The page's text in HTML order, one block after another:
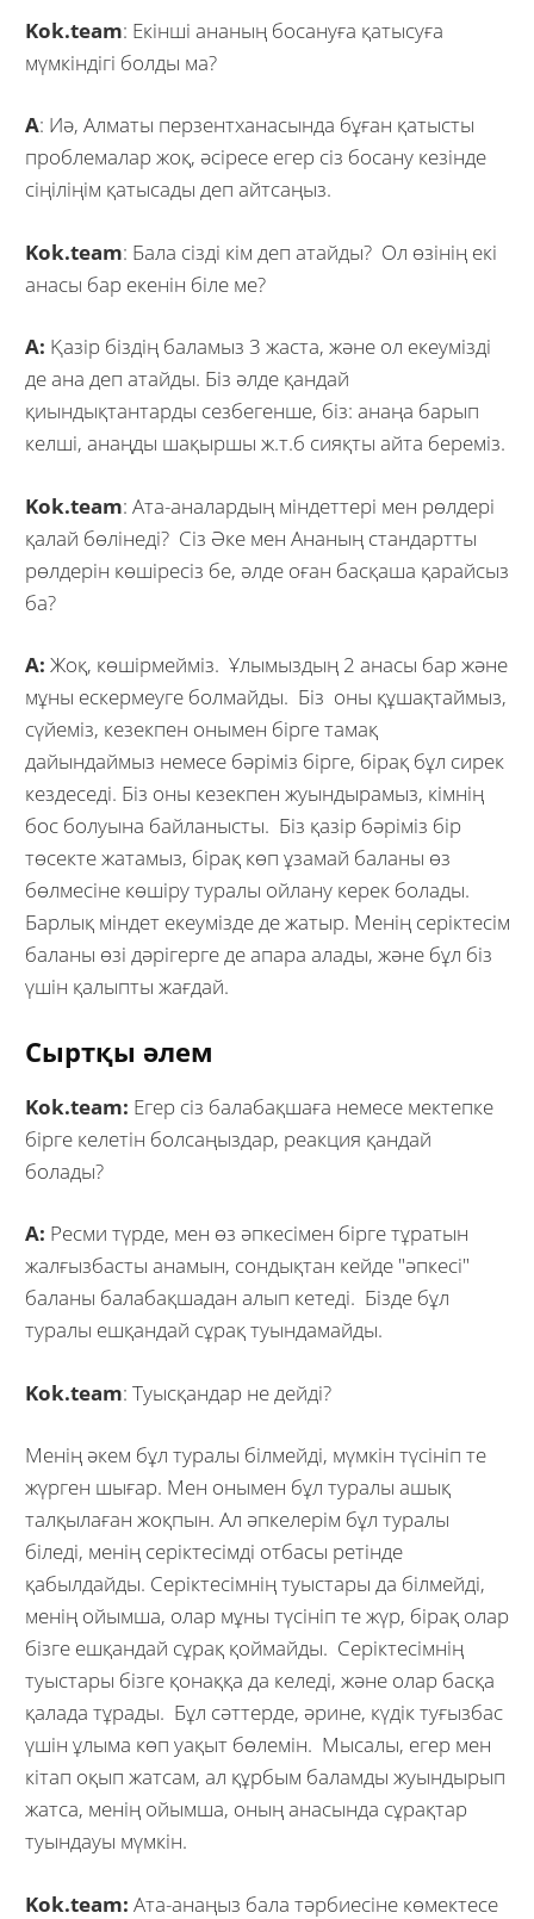
Kok.team: Екінші ананың босануға қатысуға
мүмкіндігі болды ма?
А: Иә, Алматы перзентханасында бұған қатысты
проблемалар жоқ, әсіресе егер сіз босану кезінде
сіңіліңім қатысады деп айтсаңыз.
Kok.team: Бала сізді кім деп атайды? Ол өзінің екі
анасы бар екенін біле ме?
А: Қазір біздің баламыз 3 жаста, және ол екеумізді
де ана деп атайды. Біз әлде қандай
қиындықтантарды сезбегенше, біз: анаңа барып
келші, анаңды шақыршы ж.т.б сияқты айта береміз.
Kok.team: Ата-аналардың міндеттері мен рөлдері
қалай бөлінеді? Сіз Әке мен Ананың стандартты
рөлдерін көшіресіз бе, әлде оған басқаша қарайсыз
ба?
А: Жоқ, көшірмейміз. Ұлымыздың 2 анасы бар және
мұны ескермеуге болмайды. Біз оны құшақтаймыз,
сүйеміз, кезекпен онымен бірге тамақ
дайындаймыз немесе бәріміз бірге, бірақ бұл сирек
кездеседі. Біз оны кезекпен жуындырамыз, кімнің
бос болуына байланысты. Біз қазір бәріміз бір
төсекте жатамыз, бірақ көп ұзамай баланы өз
бөлмесіне көшіру туралы ойлану керек болады.
Барлық міндет екеумізде де жатыр. Менің серіктесім
баланы өзі дәрігерге де апара алады, және бұл біз
үшін қалыпты жағдай.
Сыртқы әлем
Kok.team: Егер сіз балабақшаға немесе мектепке
бірге келетін болсаңыздар, реакция қандай
болады?
А: Ресми түрде, мен өз әпкесімен бірге тұратын
жалғызбасты анамын, сондықтан кейде "әпкесі"
баланы балабақшадан алып кетеді. Бізде бұл
туралы ешқандай сұрақ туындамайды.
Kok.team: Туысқандар не дейді?
Менің әкем бұл туралы білмейді, мүмкін түсініп те
жүрген шығар. Мен онымен бұл туралы ашық
талқылаған жоқпын. Ал әпкелерім бұл туралы
біледі, менің серіктесімді отбасы ретінде
қабылдайды. Серіктесімнің туыстары да білмейді,
менің ойымша, олар мұны түсініп те жүр, бірақ олар
бізге ешқандай сұрақ қоймайды. Серіктесімнің
туыстары бізге қонаққа да келеді, және олар басқа
қалада тұрады. Бұл сәттерде, әрине, күдік туғызбас
үшін ұлыма көп уақыт бөлемін. Мысалы, егер мен
кітап оқып жатсам, ал құрбым баламды жуындырып
жатса, менің ойымша, оның анасында сұрақтар
туындауы мүмкін.
Kok.team: Ата-анаңыз бала тәрбиесіне көмектесе